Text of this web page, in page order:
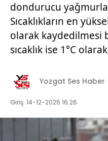
dondurucu
Sıcaklıkların en
olarak kaydedilmesi
sıcaklık ise 1°C
Yozgat Ses Haber
Giriş: 14-12-2025 16:26